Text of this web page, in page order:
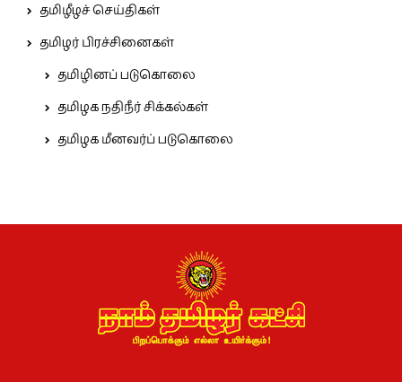
தமிழீழச் செய்திகள்
தமிழர் பிரச்சினைகள்
தமிழினப் படுகொலை
தமிழக நதிநீர் சிக்கல்கள்
தமிழக மீனவர்ப் படுகொலை